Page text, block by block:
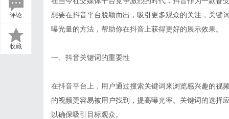
评论
收藏
想要在抖音平台脱颖而出，吸引更多观众的关注，关键
曝光量的方法，帮助你在抖音上获得更好的展示效果。
一、抖音关键词的重要性
在抖音平台上，用户通过搜索关键词来浏览感兴趣的视
的视频更容易被用户找到，提高曝光率。关键词的选择
以确保吸引目标观众。